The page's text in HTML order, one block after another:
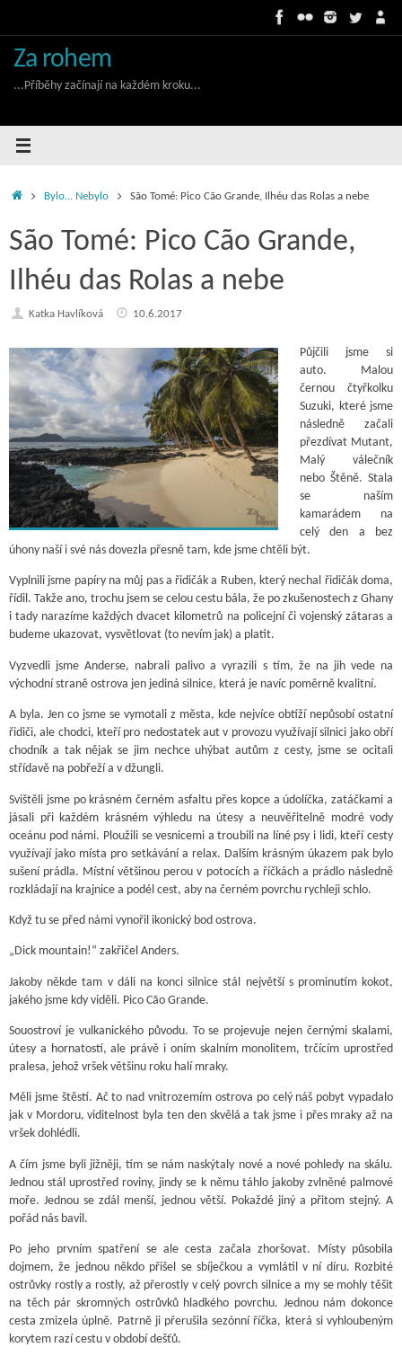
Za rohem
...Příběhy začínají na každém kroku...
HomeBylo... Nebylo São Tomé: Pico Cão Grande, Ilhéu das Rolas a nebe
São Tomé: Pico Cão Grande,
Ilhéu das Rolas a nebe
Katka Havlíková 10.6.2017
Půjčili jsme si
auto. Malou
černou čtyřkolku
Suzuki, které jsme
následně začali
přezdívat Mutant,
Malý válečník
nebo Štěně. Stala
se naším
kamarádem na
celý den a bez
úhony naší i své nás dovezla přesně tam, kde jsme chtěli být.
Vyplnili jsme papíry na můj pas a řidičák a Ruben, který nechal řidičák doma,
řídil. Takže ano, trochu jsem se celou cestu bála, že po zkušenostech z Ghany
i tady narazíme každých dvacet kilometrů na policejní či vojenský zátaras a
budeme ukazovat, vysvětlovat (to nevím jak) a platit.
Vyzvedli jsme Anderse, nabrali palivo a vyrazili s tím, že na jih vede na
východní straně ostrova jen jediná silnice, která je navíc poměrně kvalitní.
A byla. Jen co jsme se vymotali z města, kde nejvíce obtíží nepůsobí ostatní
řidiči, ale chodci, kteří pro nedostatek aut v provozu využívají silnici jako obří
chodník a tak nějak se jim nechce uhýbat autům z cesty, jsme se ocitali
střídavě na pobřeží a v džungli.
Svištěli jsme po krásném černém asfaltu přes kopce a údolíčka, zatáčkami a
jásali při každém krásném výhledu na útesy a neuvěřitelně modré vody
oceánu pod námi. Ploužili se vesnicemi a troubili na líné psy i lidi, kteří cesty
využívají jako místa pro setkávání a relax. Dalším krásným úkazem pak bylo
sušení prádla. Místní většinou perou v potocích a říčkách a prádlo následně
rozkládají na krajnice a podél cest, aby na černém povrchu rychleji schlo.
Když tu se před námi vynořil ikonický bod ostrova.
„Dick mountain!“ zakřičel Anders.
Jakoby někde tam v dáli na konci silnice stál největší s prominutím kokot,
jakého jsme kdy viděli. Pico Cão Grande.
Souostroví je vulkanického původu. To se projevuje nejen černými skalami,
útesy a hornatostí, ale právě i oním skalním monolitem, trčícím uprostřed
pralesa, jehož vršek většinu roku halí mraky.
Měli jsme štěstí. Ač to nad vnitrozemím ostrova po celý náš pobyt vypadalo
jak v Mordoru, viditelnost byla ten den skvělá a tak jsme i přes mraky až na
vršek dohlédli.
A čím jsme byli jižněji, tím se nám naskýtaly nové a nové pohledy na skálu.
Jednou stál uprostřed roviny, jindy se k němu táhlo jakoby zvlněné palmové
moře. Jednou se zdál menší, jednou větší. Pokaždé jiný a přitom stejný. A
pořád nás bavil.
Po jeho prvním spatření se ale cesta začala zhoršovat. Místy působila
dojmem, že jednou někdo přišel se sbíječkou a vymlátil v ní díru. Rozbité
ostrůvky rostly a rostly, až přerostly v celý povrch silnice a my se mohly těšit
na těch pár skromných ostrůvků hladkého povrchu. Jednou nám dokonce
cesta zmizela úplně. Patrně ji přerušila sezónní říčka, která si vyhloubeným
korytem razí cestu v období dešťů.